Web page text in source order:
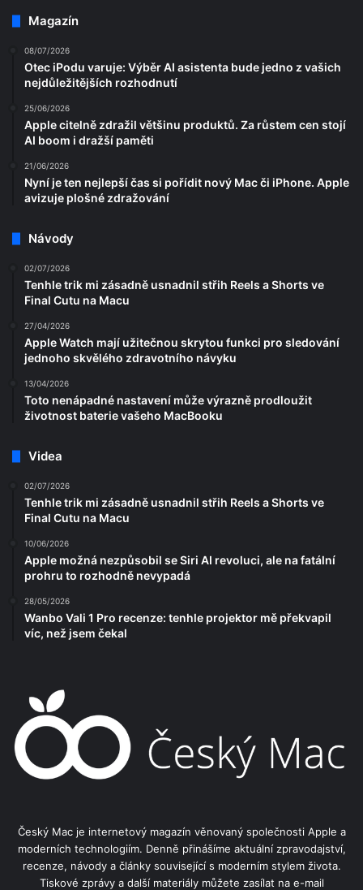
Magazín
08/07/2026
Otec iPodu varuje: Výběr AI asistenta bude jedno z vašich
nejdůležitějších rozhodnutí
25/06/2026
Apple citelně zdražil většinu produktů. Za růstem cen stojí
AI boom i dražší paměti
21/06/2026
Nyní je ten nejlepší čas si pořídit nový Mac či iPhone. Apple
avizuje plošné zdražování
Návody
02/07/2026
Tenhle trik mi zásadně usnadnil střih Reels a Shorts ve
Final Cutu na Macu
27/04/2026
Apple Watch mají užitečnou skrytou funkci pro sledování
jednoho skvělého zdravotního návyku
13/04/2026
Toto nenápadné nastavení může výrazně prodloužit
životnost baterie vašeho MacBooku
Videa
02/07/2026
Tenhle trik mi zásadně usnadnil střih Reels a Shorts ve
Final Cutu na Macu
10/06/2026
Apple možná nezpůsobil se Siri AI revoluci, ale na fatální
prohru to rozhodně nevypadá
28/05/2026
Wanbo Vali 1 Pro recenze: tenhle projektor mě překvapil
víc, než jsem čekal
Český Mac je internetový magazín věnovaný společnosti Apple a
moderních technologiím. Denně přinášíme aktuální zpravodajství,
recenze, návody a články související s moderním stylem života.
Tiskové zprávy a další materiály můžete zasílat na e-mail